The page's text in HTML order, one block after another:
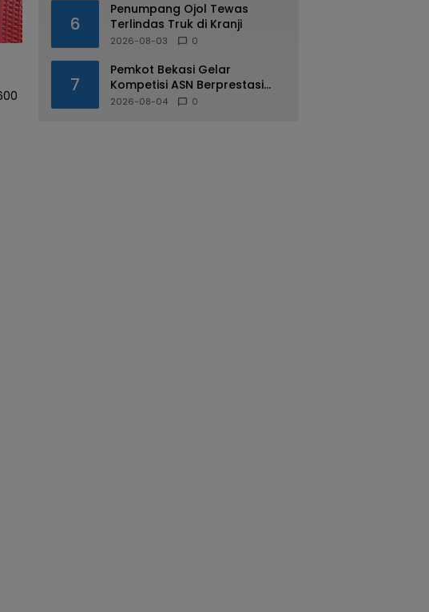
6
Penumpang Ojol Tewas
Terlindas Truk di Kranji
2026-08-03 0
7
Pemkot Bekasi Gelar
Kompetisi ASN Berprestasi
pada HUT RI ke-81
2026-08-04 0